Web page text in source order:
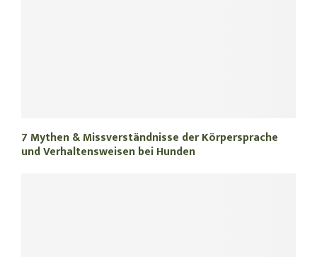
7 Mythen & Missverständnisse der Körpersprache
und Verhaltensweisen bei Hunden